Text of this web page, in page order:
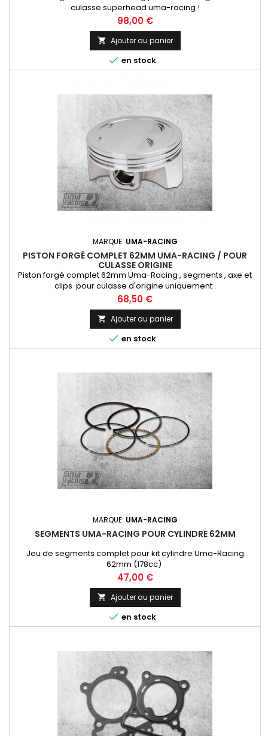
culasse superhead uma-racing !
Prix
98,00 €
 Ajouter au panier
 en stock
MARQUE: UMA-RACING
PISTON FORGÉ COMPLET 62MM UMA-RACING / POUR
CULASSE ORIGINE
Piston forgé complet 62mm Uma-Racing , segments , axe et
clips pour culasse d'origine uniquement .
Prix
68,50 €
 Ajouter au panier
 en stock
MARQUE: UMA-RACING
SEGMENTS UMA-RACING POUR CYLINDRE 62MM
Jeu de segments complet pour kit cylindre Uma-Racing
62mm (178cc)
Prix
47,00 €
 Ajouter au panier
 en stock